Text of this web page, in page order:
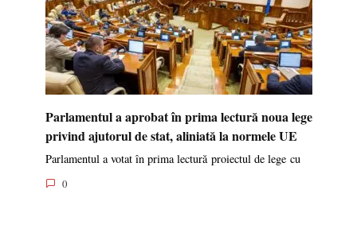
Parlamentul a aprobat în prima lectură noua lege
privind ajutorul de stat, aliniată la normele UE
Parlamentul a votat în prima lectură proiectul de lege cu
0